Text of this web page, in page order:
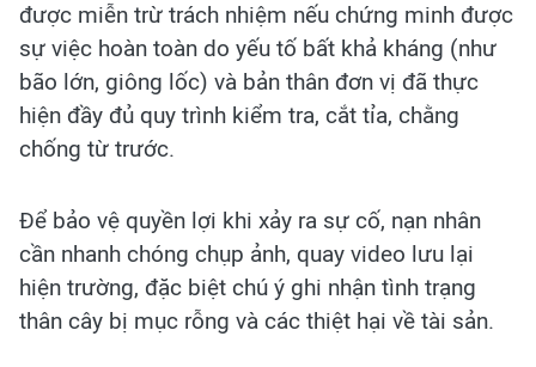
được miễn trừ trách nhiệm nếu chứng minh được
sự việc hoàn toàn do yếu tố bất khả kháng (như
bão lớn, giông lốc) và bản thân đơn vị đã thực
hiện đầy đủ quy trình kiểm tra, cắt tỉa, chằng
chống từ trước.
Để bảo vệ quyền lợi khi xảy ra sự cố, nạn nhân
cần nhanh chóng chụp ảnh, quay video lưu lại
hiện trường, đặc biệt chú ý ghi nhận tình trạng
thân cây bị mục rỗng và các thiệt hại về tài sản.